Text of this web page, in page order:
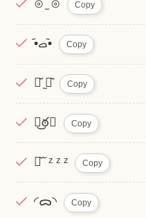
⊙ ̫ ⊙ Copy
‎•᷄ࡇ•᷅ Copy
‎⌯᷄ ̫⌯᷅ Copy
ఠ͜ఠ❤︎ Copy
ᜊ̆ ̆ ᶻ ᶻ ᶻ Copy
◜ᯅ◝ Copy